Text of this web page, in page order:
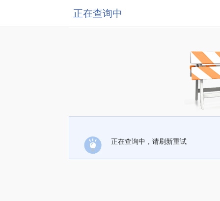
正在查询中
正在查询中，请刷新重试